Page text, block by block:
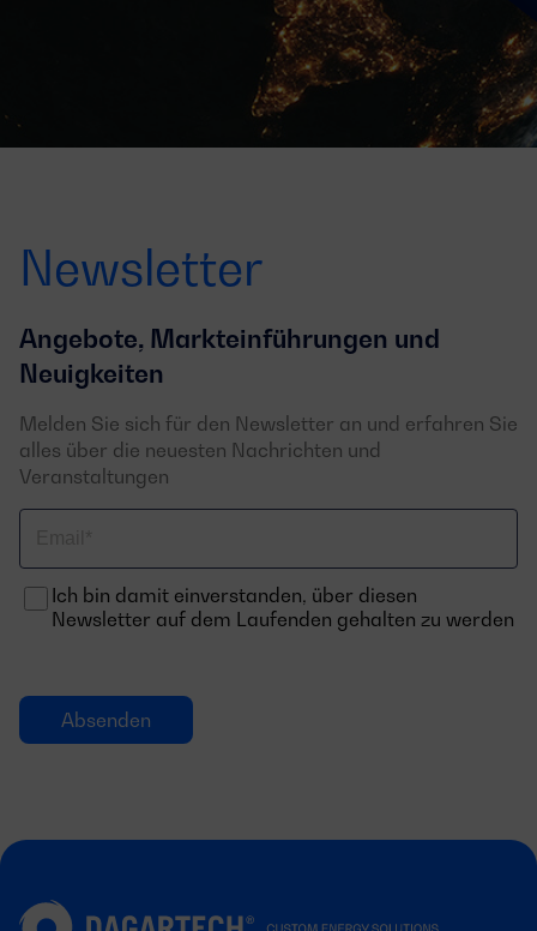
Newsletter
Angebote, Markteinführungen und
Neuigkeiten
Melden Sie sich für den Newsletter an und erfahren Sie
alles über die neuesten Nachrichten und
Veranstaltungen
Ich bin damit einverstanden, über diesen
Newsletter auf dem Laufenden gehalten zu werden